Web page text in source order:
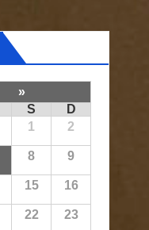
»
S
D
1 2
8 9
15 16
22 23